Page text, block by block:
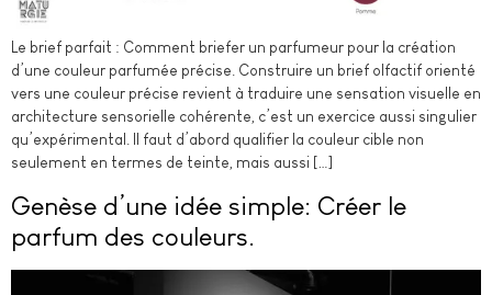
Le brief parfait : Comment brief­er un parfumeur pour la création
d’une couleur parfumée précise. Construire un brief olfactif orienté
vers une couleur précise revient à traduire une sensation visuelle en
architecture sensorielle cohérente, c’est un exercice aussi singulier
qu’expérimental. Il faut d’abord qualifier la couleur cible non
seulement en termes de teinte, mais aussi […]
Genèse d’une idée simple: Créer le
parfum des couleurs.